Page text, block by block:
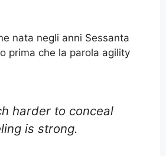
nata negli anni Sessanta
prima che la parola agility
harder to conceal
is strong.